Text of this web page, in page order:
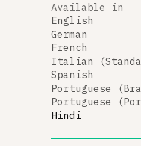
Available in
English
German
French
Italian
Spanish
Portuguese
Portuguese
Hindi